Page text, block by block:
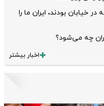
خیابان بودند، ایران ما را
چه می‌شود؟
اخبار بیشتر